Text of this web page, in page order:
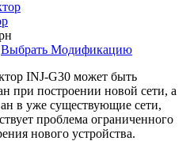
Выбрать Модификацию
INJ-G30 может быть
при построении новой сети, а
в уже существующие сети,
проблема ограниченного
нового устройства.